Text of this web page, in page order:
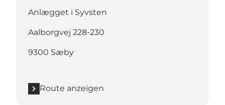
Anlægget i Syvsten
Aalborgvej 228-230
9300 Sæby
Route anzeigen